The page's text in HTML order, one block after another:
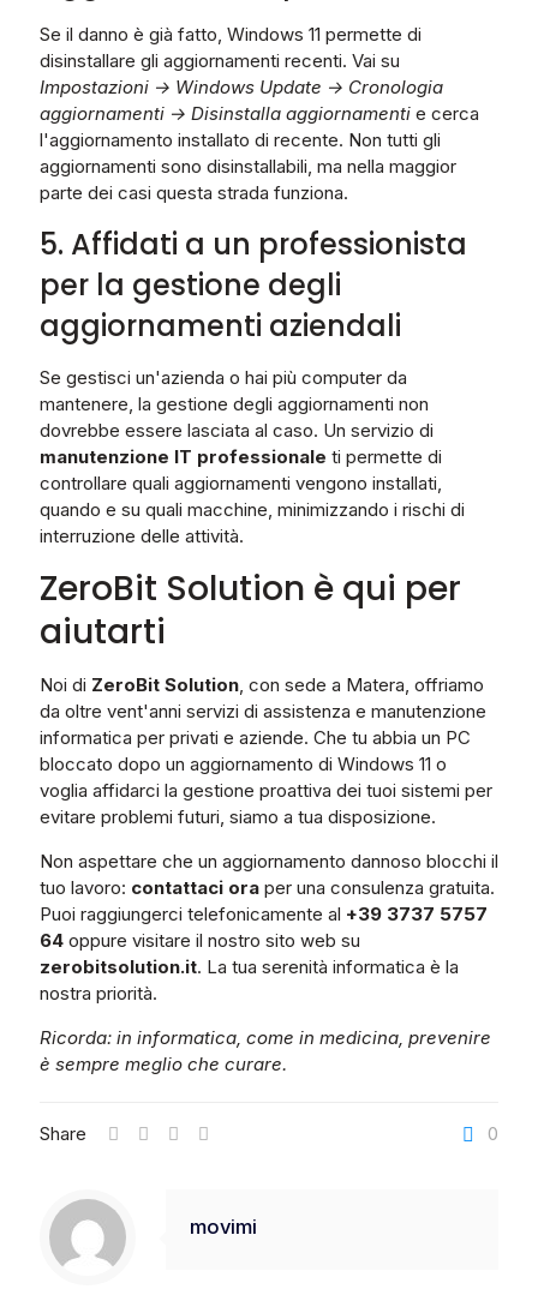
Se il danno è già fatto, Windows 11 permette di
disinstallare gli aggiornamenti recenti. Vai su
Impostazioni → Windows Update → Cronologia
aggiornamenti → Disinstalla aggiornamenti e cerca
l'aggiornamento installato di recente. Non tutti gli
aggiornamenti sono disinstallabili, ma nella maggior
parte dei casi questa strada funziona.
5. Affidati a un professionista
per la gestione degli
aggiornamenti aziendali
Se gestisci un'azienda o hai più computer da
mantenere, la gestione degli aggiornamenti non
dovrebbe essere lasciata al caso. Un servizio di
manutenzione IT professionale ti permette di
controllare quali aggiornamenti vengono installati,
quando e su quali macchine, minimizzando i rischi di
interruzione delle attività.
ZeroBit Solution è qui per
aiutarti
Noi di ZeroBit Solution, con sede a Matera, offriamo
da oltre vent'anni servizi di assistenza e manutenzione
informatica per privati e aziende. Che tu abbia un PC
bloccato dopo un aggiornamento di Windows 11 o
voglia affidarci la gestione proattiva dei tuoi sistemi per
evitare problemi futuri, siamo a tua disposizione.
Non aspettare che un aggiornamento dannoso blocchi il
tuo lavoro: contattaci ora per una consulenza gratuita.
Puoi raggiungerci telefonicamente al +39 3737 5757
64 oppure visitare il nostro sito web su
zerobitsolution.it. La tua serenità informatica è la
nostra priorità.
Ricorda: in informatica, come in medicina, prevenire
è sempre meglio che curare.
Share 0
movimi